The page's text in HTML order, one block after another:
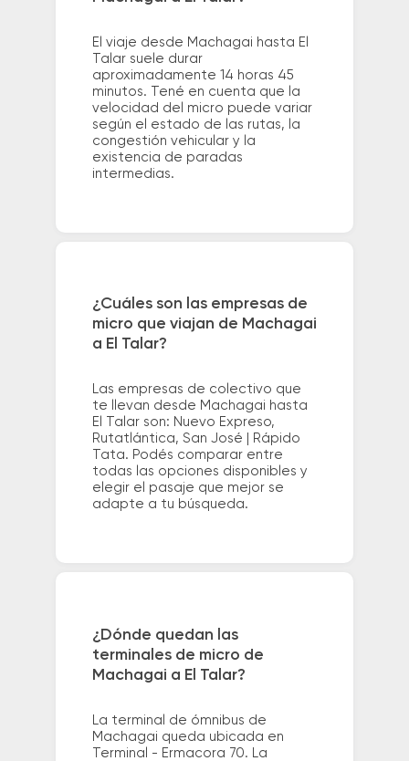
El viaje desde Machagai hasta El
Talar suele durar
aproximadamente 14 horas 45
minutos. Tené en cuenta que la
velocidad del micro puede variar
según el estado de las rutas, la
congestión vehicular y la
existencia de paradas
intermedias.
¿Cuáles son las empresas de
micro que viajan de Machagai
a El Talar?
Las empresas de colectivo que
te llevan desde Machagai hasta
El Talar son: Nuevo Expreso,
Rutatlántica, San José | Rápido
Tata. Podés comparar entre
todas las opciones disponibles y
elegir el pasaje que mejor se
adapte a tu búsqueda.
¿Dónde quedan las
terminales de micro de
Machagai a El Talar?
La terminal de ómnibus de
Machagai queda ubicada en
Terminal - Ermacora 70. La